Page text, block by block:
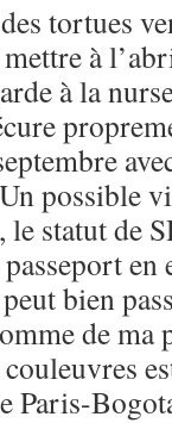
tortues
à
à la
possible
statut de
bien
de
Paris-